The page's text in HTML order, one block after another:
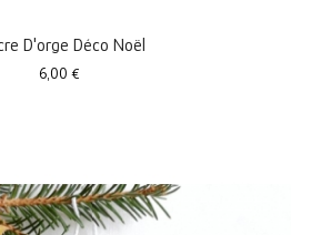
D'orge Déco Noël
Prix
6,00 €